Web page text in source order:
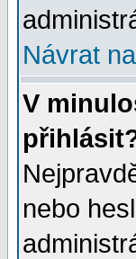
Návrat
V
nebo